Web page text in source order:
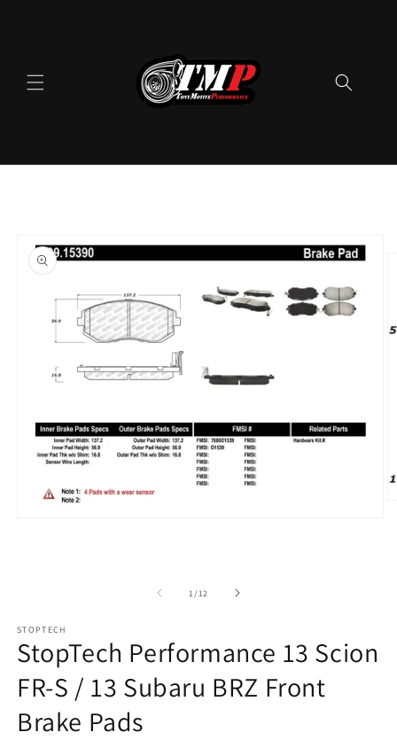
1 /of
12
STOPTECH
StopTech Performance 13 Scion
FR-S / 13 Subaru BRZ Front
Brake Pads